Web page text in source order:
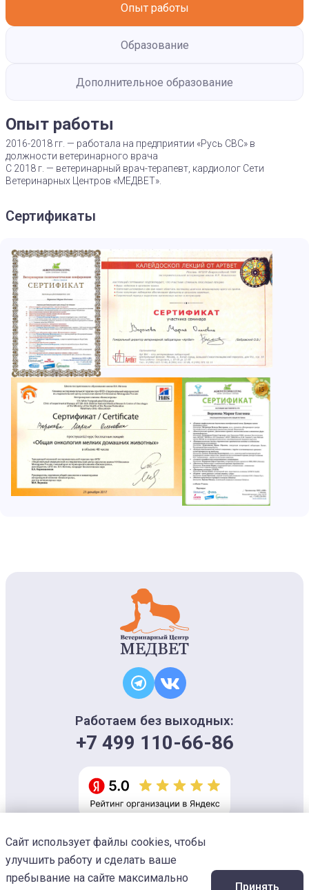
Опыт работы
Образование
Дополнительное образование
Опыт работы
2016-2018 гг. — работала на предприятии «Русь СВС» в
должности ветеринарного врача
С 2018 г. — ветеринарный врач-терапевт, кардиолог Сети
Ветеринарных Центров «МЕДВЕТ».
Сертификаты
Работаем без выходных:
+7 499 110-66-86
Информация на сайте носит ознакомительный характер и не является
офертой, не может использоваться для постановки диагноза и плана
лечения
Изображения предоставленыDesigned by Freepik
Сайт использует файлы cookies, чтобы
улучшить работу и сделать ваше
пребывание на сайте максимально
Принять